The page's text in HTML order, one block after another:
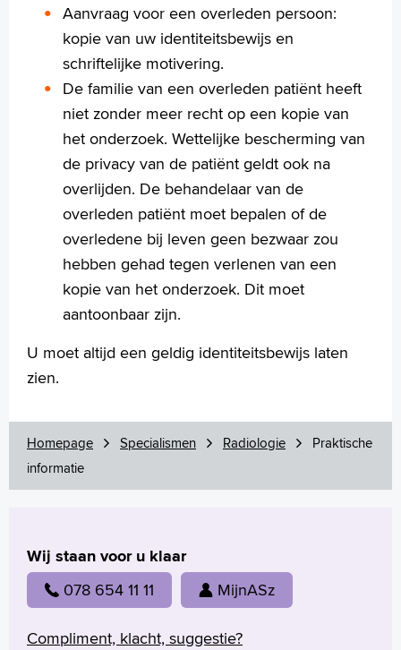
Aanvraag voor een overleden persoon:
kopie van uw identiteitsbewijs en
schriftelijke motivering.
De familie van een overleden patiënt heeft
niet zonder meer recht op een kopie van
het onderzoek. Wettelijke bescherming van
de privacy van de patiënt geldt ook na
overlijden. De behandelaar van de
overleden patiënt moet bepalen of de
overledene bij leven geen bezwaar zou
hebben gehad tegen verlenen van een
kopie van het onderzoek. Dit moet
aantoonbaar zijn.
U moet altijd een geldig identiteitsbewijs laten
zien.
Homepage Specialismen Radiologie
Praktische
informatie
Wij staan voor u klaar
078 654 11 11 MijnASz
Compliment, klacht, suggestie?